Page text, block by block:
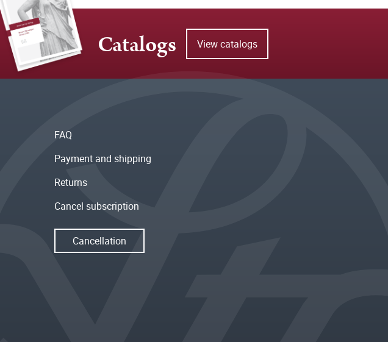
Catalogs View catalogs
FAQ
Payment and shipping
Returns
Cancel subscription
Cancellation